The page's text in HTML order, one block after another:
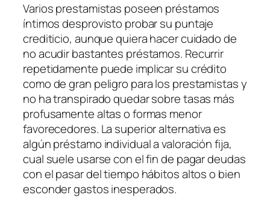
Varios prestamistas poseen préstamos
íntimos desprovisto probar su puntaje
crediticio, aunque quiera hacer cuidado de
no acudir bastantes préstamos. Recurrir
repetidamente puede implicar su crédito
como de gran peligro para los prestamistas y
no ha transpirado quedar sobre tasas más
profusamente altas o formas menor
favorecedores. La superior alternativa es
algún préstamo individual a valoración fija,
cual suele usarse con el fin de pagar deudas
con el pasar del tiempo hábitos altos o bien
esconder gastos inesperados.